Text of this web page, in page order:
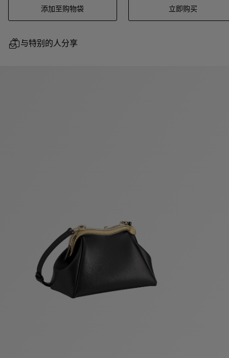
添加至购物袋 立即购买
与特别的人分享